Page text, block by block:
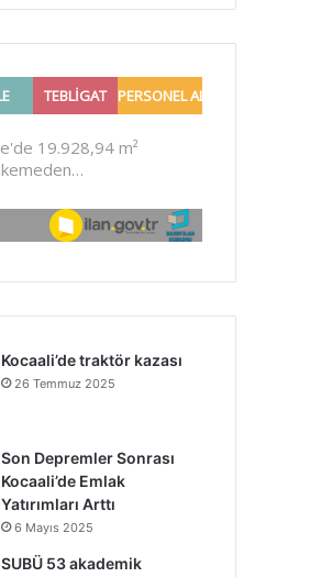
Kocaali’de traktör kazası
26 Temmuz 2025
Son Depremler Sonrası
Kocaali’de Emlak
Yatırımları Arttı
6 Mayıs 2025
SUBÜ 53 akademik